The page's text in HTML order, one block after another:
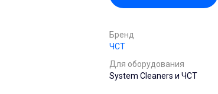
Бренд
ЧСТ
Для оборудования
System Cleaners и ЧСТ